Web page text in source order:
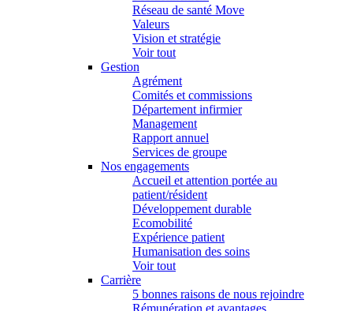
Réseau de santé Move
Valeurs
Vision et stratégie
Voir tout
Gestion
Agrément
Comités et commissions
Département infirmier
Management
Rapport annuel
Services de groupe
Nos engagements
Accueil et attention portée au
patient/résident
Développement durable
Ecomobilité
Expérience patient
Humanisation des soins
Voir tout
Carrière
5 bonnes raisons de nous rejoindre